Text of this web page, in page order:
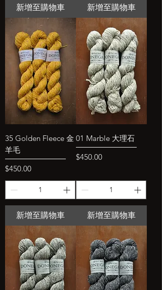
新增至購物車 新增至購物車
35 Golden Fleece 金
羊毛
價格
$450.00
新增至購物車
01 Marble 大理石
價格
$450.00
新增至購物車